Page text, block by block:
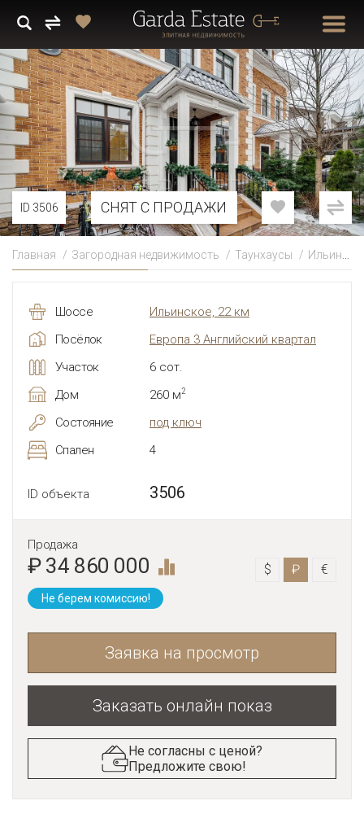
ID 3506 СНЯТ С ПРОДАЖИ
Главная Загородная недвижимость Таунхаусы Ильинское
Шоссе
Ильинское, 22 км
Посёлок
Европа 3 Английский квартал
Участок
6 сот.
Дом
260 м2
Состояние
под ключ
Спален
4
ID объекта 3506
Продажа
₽ 34 860 000 $ ₽ €
Не берем комиссию!
Заявка на просмотр
Заказать онлайн показ
Не согласны с ценой?
Предложите свою!